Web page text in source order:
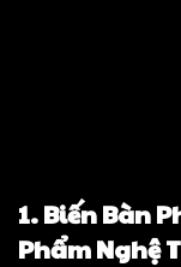
1. Biến Bàn
Phẩm Nghệ